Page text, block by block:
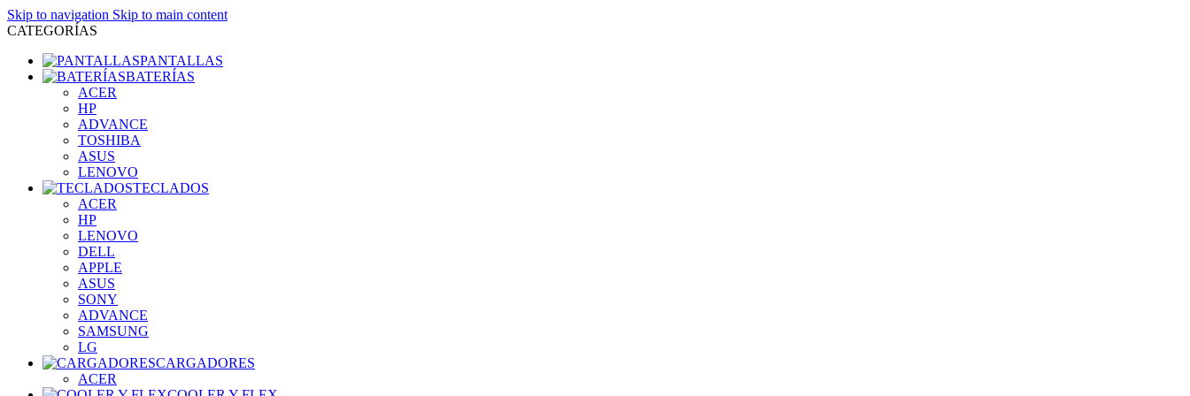
Skip to navigation Skip to main content
CATEGORÍAS
PANTALLAS
BATERÍAS
ACER
HP
ADVANCE
TOSHIBA
ASUS
LENOVO
TECLADOS
ACER
HP
LENOVO
DELL
APPLE
ASUS
SONY
ADVANCE
SAMSUNG
LG
CARGADORES
ACER